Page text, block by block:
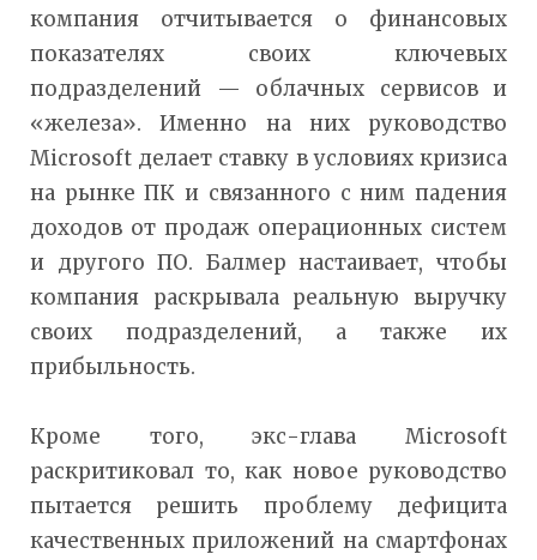
компания отчитывается о финансовых
показателях своих ключевых
подразделений — облачных сервисов и
«железа». Именно на них руководство
Microsoft делает ставку в условиях кризиса
на рынке ПК и связанного с ним падения
доходов от продаж операционных систем
и другого ПО. Балмер настаивает, чтобы
компания раскрывала реальную выручку
своих подразделений, а также их
прибыльность.
Кроме того, экс-глава Microsoft
раскритиковал то, как новое руководство
пытается решить проблему дефицита
качественных приложений на смартфонах